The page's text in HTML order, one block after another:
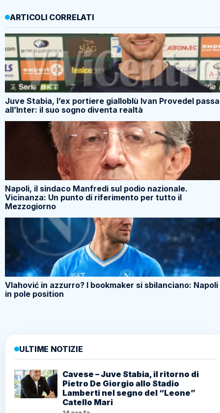
ARTICOLI CORRELATI
Juve Stabia, l’ex portiere gialloblù Ivan Provedel passa
all’Inter: il suo sogno diventa realtà
Napoli, il sindaco Manfredi sul podio nazionale.
Vicinanza: Un punto di riferimento per tutto il
Mezzogiorno
Vlahović in azzurro? I bookmaker si sbilanciano: Napoli
in pole position
ULTIME NOTIZIE
Cavese – Juve Stabia, il ritorno di
Pietro De Giorgio allo Stadio
Lamberti nel segno del “Leone”
Catello Mari